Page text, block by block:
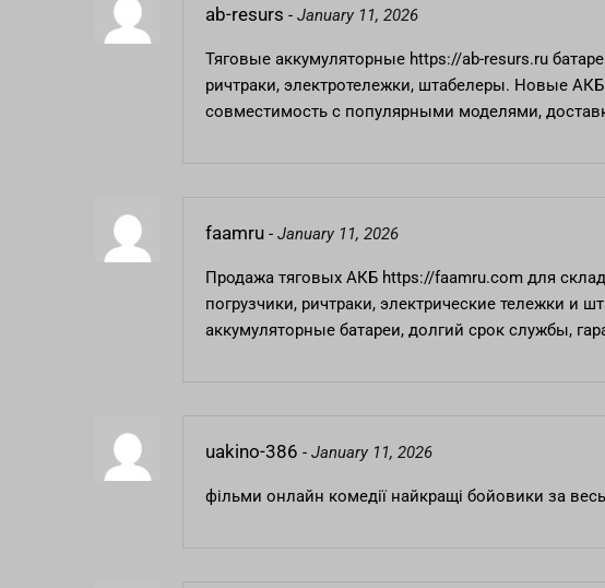
ab-resurs - January 11, 2026
Тяговые аккумуляторные https://ab-resurs.ru
ричтраки, электротележки, штабелеры. Новые
совместимость с популярными моделями,
faamru - January 11, 2026
Продажа тяговых АКБ https://faamru.com для
погрузчики, ричтраки, электрические тележки и
аккумуляторные батареи, долгий срок службы,
uakino-386 - January 11, 2026
фільми онлайн комедії найкращі бойовики за